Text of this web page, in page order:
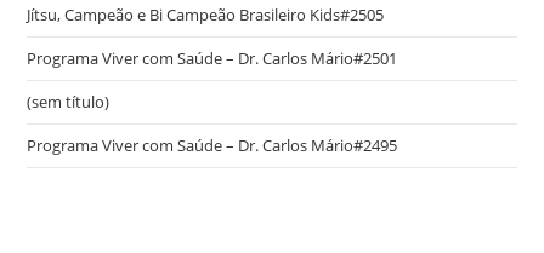
Jítsu, Campeão e Bi Campeão Brasileiro Kids#2505
Programa Viver com Saúde – Dr. Carlos Mário#2501
(sem título)
Programa Viver com Saúde – Dr. Carlos Mário#2495